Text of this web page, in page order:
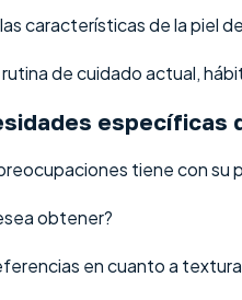
características de la piel
de cuidado actual,
específicas
tiene con su
obtener?
en cuanto a